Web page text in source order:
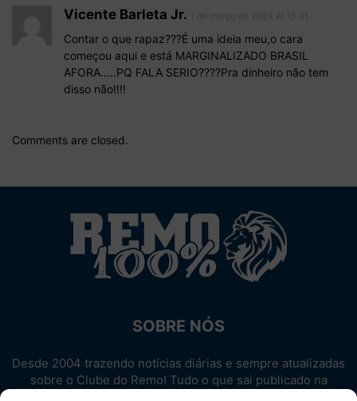
Vicente Barleta Jr.
Contar o que rapaz???É uma ideia meu,o cara
começou aqui e está MARGINALIZADO BRASIL
AFORA…..PQ FALA SERIO????Pra dinheiro não tem
disso não!!!!
Comments are closed.
SOBRE NÓS
Desde 2004 trazendo notícias diárias e sempre atualizadas
sobre o Clube do Remo! Tudo o que sai publicado na